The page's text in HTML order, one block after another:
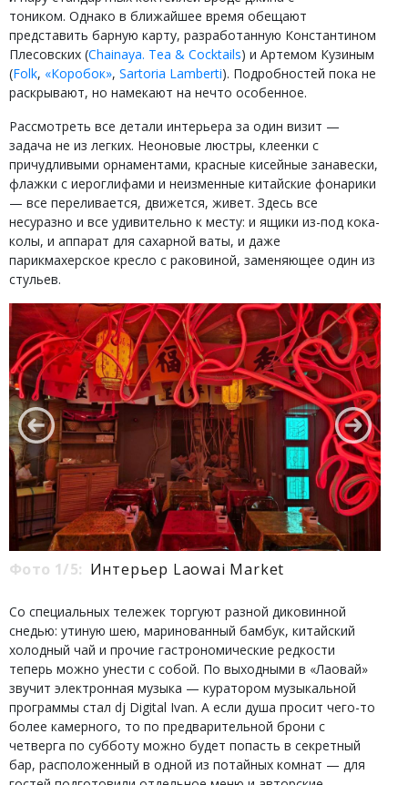
тоником. Однако в ближайшее время обещают
представить барную карту, разработанную Константином
Плесовских (Chainaya. Tea & Cocktails) и Артемом Кузиным
(Folk, «Коробок», Sartoria Lamberti). Подробностей пока не
раскрывают, но намекают на нечто особенное.
Рассмотреть все детали интерьера за один визит —
задача не из легких. Неоновые люстры, клеенки с
причудливыми орнаментами, красные кисейные занавески,
флажки с иероглифами и неизменные китайские фонарики
— все переливается, движется, живет. Здесь все
несуразно и все удивительно к месту: и ящики из-под кока-
колы, и аппарат для сахарной ваты, и даже
парикмахерское кресло с раковиной, заменяющее один из
стульев.
Фото 1/5: Интерьер Laowai Market
Со специальных тележек торгуют разной диковинной
снедью: утиную шею, маринованный бамбук, китайский
холодный чай и прочие гастрономические редкости
теперь можно унести с собой. По выходными в «Лаовай»
звучит электронная музыка — куратором музыкальной
программы стал dj Digital Ivan. А если душа просит чего-то
более камерного, то по предварительной брони с
четверга по субботу можно будет попасть в секретный
бар, расположенный в одной из потайных комнат — для